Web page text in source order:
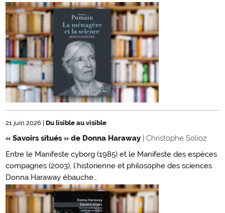
21 juin 2026 Du lisible au visible
« Savoirs situés » de Donna Haraway | Christophe Solioz
Entre le Manifeste cyborg (1985) et le Manifeste des espèces
compagnes (2003), l’historienne et philosophe des sciences
Donna Haraway ébauche…